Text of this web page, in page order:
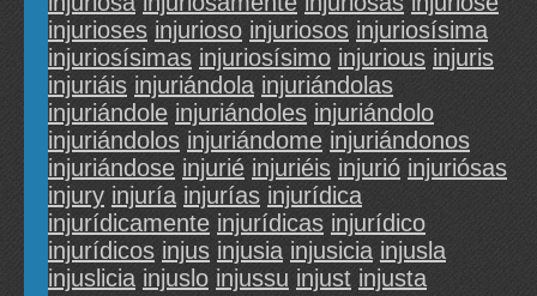
injurioses injurioso injuriosos injuriosísima
injuriosísimas injuriosísimo injurious injuris
injuriáis injuriándola injuriándolas
injuriándole injuriándoles injuriándolo
injuriándolos injuriándome injuriándonos
injuriándose injurié injuriéis injurió injuriósas
injury injuría injurías injurídica
injurídicamente injurídicas injurídico
injurídicos injus injusia injusicia injusla
injuslicia injuslo injussu injust injusta